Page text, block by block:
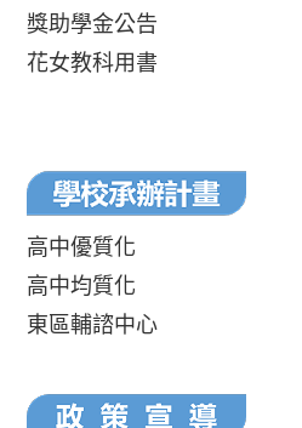
獎助學金公告
花女教科用書
高中優質化
高中均質化
東區輔諮中心